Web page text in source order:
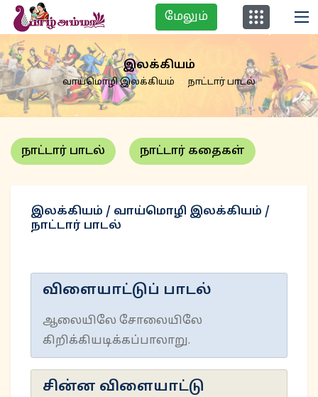
மேலும்
இலக்கியம்
வாய்மொழி இலக்கியம் நாட்டார் பாடல்
நாட்டார் பாடல் நாட்டார் கதைகள்
இலக்கியம் / வாய்மொழி இலக்கியம் /
நாட்டார் பாடல்
விளையாட்டுப் பாடல்
ஆலையிலே சோலையிலே
கிறிக்கியடிக்கப்பாலாறு.
சின்ன விளையாட்டு